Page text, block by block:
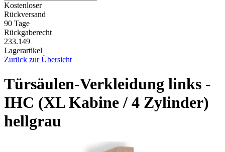
Kostenloser
Rückversand
90 Tage
Rückgaberecht
233.149
Lagerartikel
Zurück zur Übersicht
Türsäulen-Verkleidung links -
IHC (XL Kabine / 4 Zylinder)
hellgrau